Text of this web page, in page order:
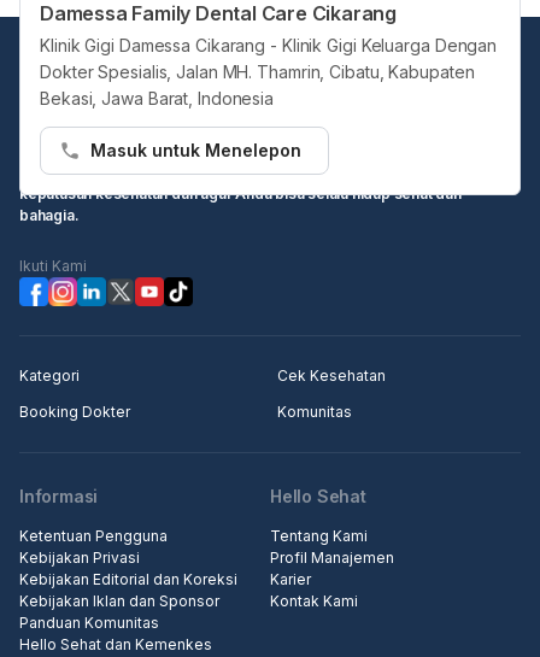
Damessa Family Dental Care Cikarang
Klinik Gigi Damessa Cikarang - Klinik Gigi Keluarga Dengan
Dokter Spesialis, Jalan MH. Thamrin, Cibatu, Kabupaten
Bekasi, Jawa Barat, Indonesia
Masuk untuk Menelepon
Hello Sehat ingin menjadi sumber informasi Anda dalam membuat
keputusan kesehatan dan agar Anda bisa selalu hidup sehat dan
bahagia.
Ikuti Kami
Kategori
Cek Kesehatan
Booking Dokter
Komunitas
Informasi
Ketentuan Pengguna
Kebijakan Privasi
Kebijakan Editorial dan Koreksi
Kebijakan Iklan dan Sponsor
Panduan Komunitas
Hello Sehat dan Kemenkes
Hello Sehat
Tentang Kami
Profil Manajemen
Karier
Kontak Kami